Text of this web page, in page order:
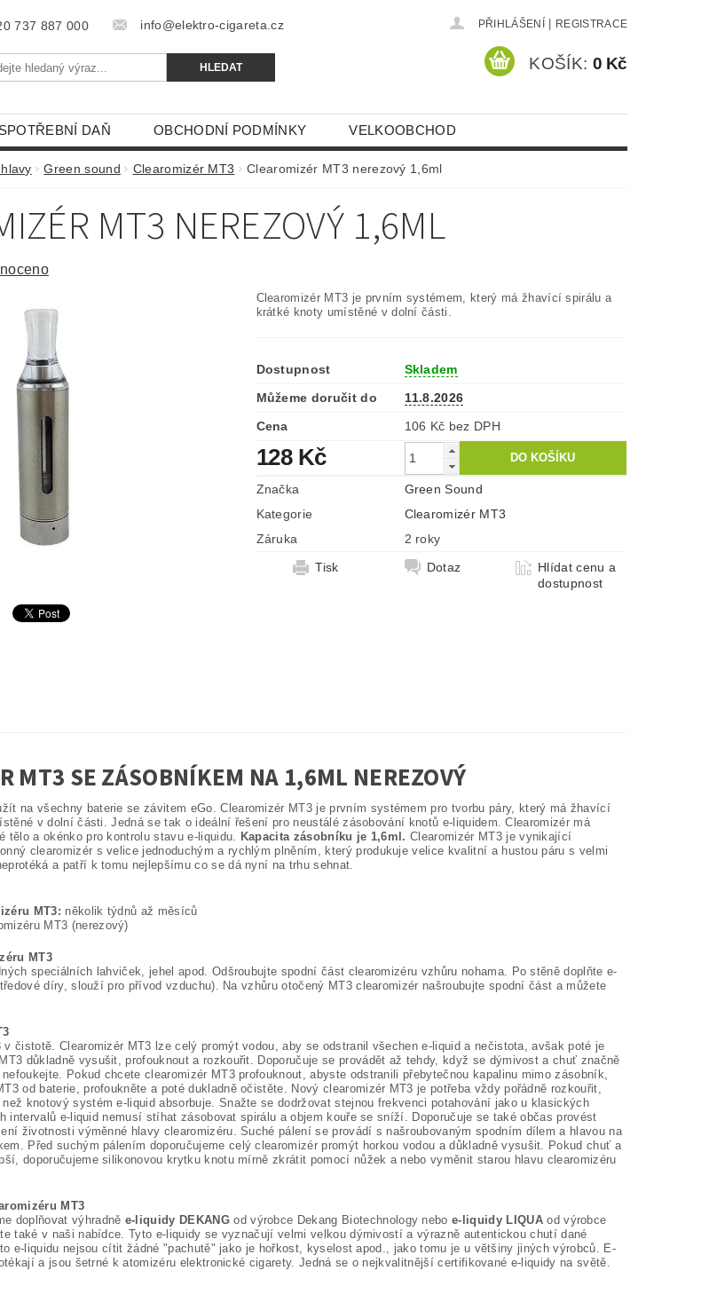
737 887 000 info@elektro-cigareta.cz PŘIHLÁŠENÍ REGISTRACE
KOŠÍK: 0 Kč
SPOTŘEBNÍ DAŇ OBCHODNÍ PODMÍNKY VELKOOBCHOD
Green sound Clearomizér MT3 Clearomizér MT3 nerezový 1,6ml
MT3 NEREZOVÝ 1,6ML
Clearomizér MT3 je prvním systémem, který má žhavící spirálu a
krátké knoty umístěné v dolní části.
Dostupnost
Skladem
Můžeme doručit do
11.8.2026
Cena
106 Kč bez DPH
128 Kč
Značka
Green Sound
Kategorie
Clearomizér MT3
Záruka
2 roky
Tisk
Dotaz
Hlídat cenu a
dostupnost
MT3 SE ZÁSOBNÍKEM NA 1,6ML NEREZOVÝ
na všechny baterie se závitem eGo. Clearomizér MT3 je prvním systémem pro tvorbu páry, který má žhavící
v dolní části. Jedná se tak o ideální řešení pro neustálé zásobování knotů e-liquidem. Clearomizér má
tělo a okénko pro kontrolu stavu e-liquidu. Kapacita zásobníku je 1,6ml. Clearomizér MT3 je vynikající
clearomizér s velice jednoduchým a rychlým plněním, který produkuje velice kvalitní a hustou páru s velmi
a patří k tomu nejlepšímu co se dá nyní na trhu sehnat.
MT3: několik týdnů až měsíců
MT3 (nerezový)
MT3
speciálních lahviček, jehel apod. Odšroubujte spodní část clearomizéru vzhůru nohama. Po stěně doplňte e-
díry, slouží pro přívod vzduchu). Na vzhůru otočený MT3 clearomizér našroubujte spodní část a můžete
v čistotě. Clearomizér MT3 lze celý promýt vodou, aby se odstranil všechen e-liquid a nečistota, avšak poté je
důkladně vysušit, profouknout a rozkouřit. Doporučuje se provádět až tehdy, když se dýmivost a chuť značně
Pokud chcete clearomizér MT3 profouknout, abyste odstranili přebytečnou kapalinu mimo zásobník,
od baterie, profoukněte a poté dukladně očistěte. Nový clearomizér MT3 je potřeba vždy pořádně rozkouřit,
knotový systém e-liquid absorbuje. Snažte se dodržovat stejnou frekvenci potahování jako u klasických
intervalů e-liquid nemusí stíhat zásobovat spirálu a objem kouře se sníží. Doporučuje se také občas provést
životnosti výměnné hlavy clearomizéru. Suché pálení se provádí s našroubovaným spodním dílem a hlavou na
Před suchým pálením doporučujeme celý clearomizér promýt horkou vodou a důkladně vysušit. Pokud chuť a
doporučujeme silikonovou krytku knotu mírně zkrátit pomocí nůžek a nebo vyměnit starou hlavu clearomizéru
MT3
doplňovat výhradně e-liquidy DEKANGod výrobce Dekang Biotechnology neboe-liquidy LIQUAod výrobce
také v naši nabídce. Tyto e-liquidy se vyznačují velmi velkou dýmivostí a výrazně autentickou chutí dané
e-liquidu nejsou cítit žádné "pachutě" jako je hořkost, kyselost apod., jako tomu je u většiny jiných výrobců. E-
a jsou šetrné k atomizéru elektronické cigarety. Jedná se o nejkvalitnější certifikované e-liquidy na světě.